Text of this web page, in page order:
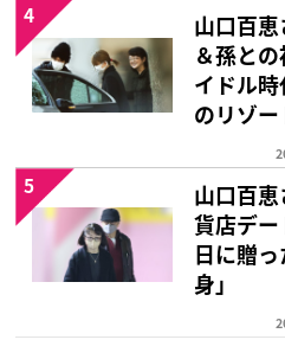
山口百
＆孫と
イドル
のリゾー
4
山口百
貨店デ
日に贈
身」
5